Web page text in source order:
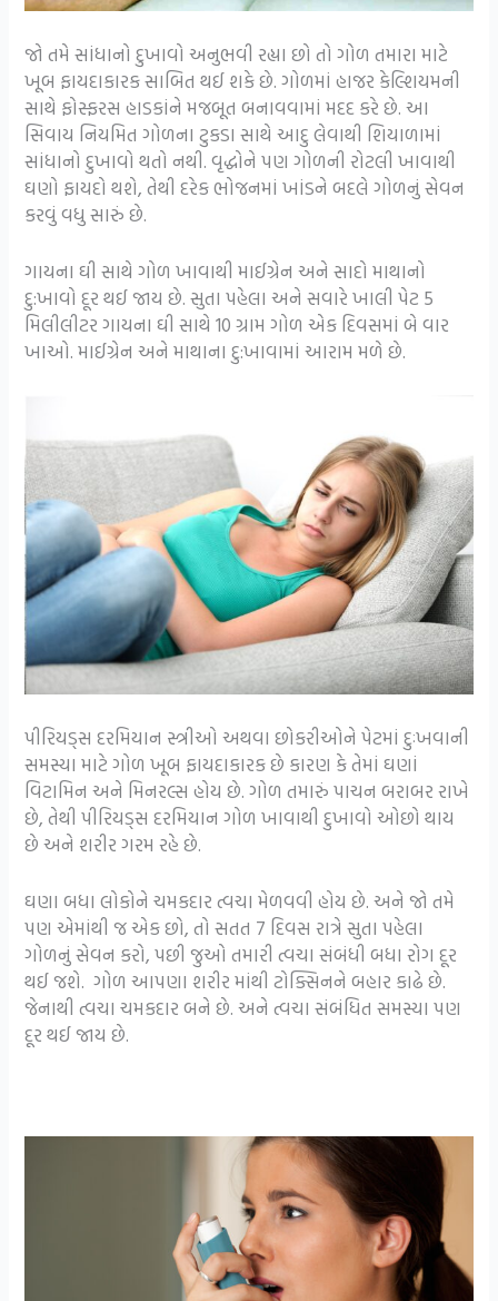
જો તમે સાંધાનો દુખાવો અનુભવી રહ્યા છો તો ગોળ તમારા માટે
ખૂબ ફાયદાકારક સાબિત થઈ શકે છે. ગોળમાં હાજર કેલ્શિયમની
સાથે ફોસ્ફરસ હાડકાંને મજબૂત બનાવવામાં મદદ કરે છે. આ
સિવાય નિયમિત ગોળના ટુકડા સાથે આદુ લેવાથી શિયાળામાં
સાંધાનો દુખાવો થતો નથી. વૃદ્ધોને પણ ગોળની રોટલી ખાવાથી
ઘણો ફાયદો થશે, તેથી દરેક ભોજનમાં ખાંડને બદલે ગોળનું સેવન
કરવું વધુ સારું છે.
ગાયના ઘી સાથે ગોળ ખાવાથી માઈગ્રેન અને સાદો માથાનો
દુ:ખાવો દૂર થઈ જાય છે. સુતા પહેલા અને સવારે ખાલી પેટ 5
મિલીલીટર ગાયના ઘી સાથે 10 ગ્રામ ગોળ એક દિવસમાં બે વાર
ખાઓ. માઈગ્રેન અને માથાના દુ:ખાવામાં આરામ મળે છે.
પીરિયડ્સ દરમિયાન સ્ત્રીઓ અથવા છોકરીઓને પેટમાં દુઃખવાની
સમસ્યા માટે ગોળ ખૂબ ફાયદાકારક છે કારણ કે તેમાં ઘણાં
વિટામિન અને મિનરલ્સ હોય છે. ગોળ તમારું પાચન બરાબર રાખે
છે, તેથી પીરિયડ્સ દરમિયાન ગોળ ખાવાથી દુખાવો ઓછો થાય
છે અને શરીર ગરમ રહે છે.
ઘણા બધા લોકોને ચમકદાર ત્વચા મેળવવી હોય છે. અને જો તમે
પણ એમાંથી જ એક છો, તો સતત 7 દિવસ રાત્રે સુતા પહેલા
ગોળનું સેવન કરો, પછી જુઓ તમારી ત્વચા સંબંધી બધા રોગ દૂર
થઈ જશે. ગોળ આપણા શરીર માંથી ટોક્સિનને બહાર કાઢે છે.
જેનાથી ત્વચા ચમકદાર બને છે. અને ત્વચા સંબંધિત સમસ્યા પણ
દૂર થઈ જાય છે.